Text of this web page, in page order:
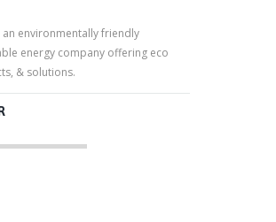
an environmentally friendly
energy company offering eco
& solutions.